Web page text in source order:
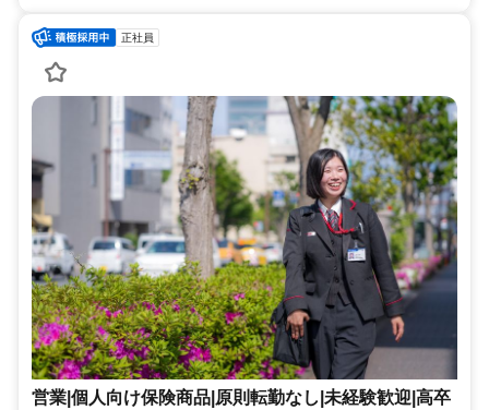
正社員
営業|個人向け保険商品|原則転勤なし|未経験歓迎|高卒